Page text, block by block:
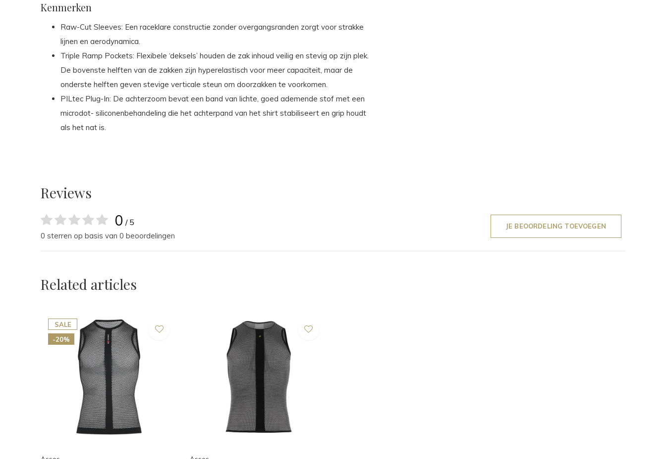
Kenmerken
Raw-Cut Sleeves: Een raceklare constructie zonder overgangsranden zorgt voor strakke
lijnen en aerodynamica.
Triple Ramp Pockets: Flexibele ‘deksels’ houden de zak inhoud veilig en stevig op zijn plek.
De bovenste helften van de zakken zijn hyperelastisch voor meer capaciteit, maar de
onderste helften geven stevige verticale steun om doorzakken te voorkomen.
PILtec Plug-In: De achterzoom bevat een band van lichte, goed ademende stof met een
microdot- siliconenbehandeling die het achterpand van het shirt stabiliseert en grip houdt
als het nat is.
Reviews
0 / 5
0 sterren op basis van 0 beoordelingen
JE BEOORDELING TOEVOEGEN
Related articles
SALE
-20%